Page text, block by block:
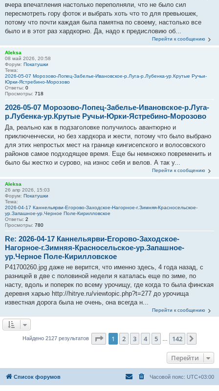
вчера впечатления настолько переполняли, что не было сил
пересмотреть гору фоток и выбрать хоть что то для превьюшек,
потому что почти каждая была памятна по своему, настолько все
было и в этот раз хардкорно. Да, надо к предисловию об...
Перейти к сообщению
Aleksa
08 май 2026, 20:58
Форум: Покатушки
Тема:
2026-05-07 Морозово-Лопец-Забелье-Ивановское-р.Луга-р.Лубенка-ур.Крутые Ручьи-
Юрки-Ястребино-Морозово
Ответы: 0
Просмотры: 718
2026-05-07 Морозово-Лопец-Забелье-Ивановское-р.Луга-
р.Лубенка-ур.Крутые Ручьи-Юрки-Ястребино-Морозово
Да, реально как в подзаголовке получилось авантюрно и
приключенчески, но без хардкора и жести, потому что было выбрано
для этих непростых мест на границе кингисепского и волосовского
районов самое подходящее время. Еще бы немножко повременить и
было бы жестко и сурово, на износ себя и велов. А так у...
Перейти к сообщению
Aleksa
26 апр 2026, 15:03
Форум: Покатушки
Тема:
2026-04-17 Каннельярви-Егорово-Заходское-Нагорное-г.Зимняя-Красносельское-
ур.Запашное-ур.Черное Поле-Кирилловское
Ответы: 2
Просмотры: 780
Re: 2026-04-17 Каннельярви-Егорово-Заходское-
Нагорное-г.Зимняя-Красносельское-ур.Запашное-
ур.Черное Поле-Кирилловское
P41700260.jpg даже не верится, что именно здесь, 4 года назад, с
разницей в две с половиной недели я каталась еще по зиме, по
насту, вдоль и поперек по всему урочищу, где когда то была финская
деревня харью http://hitrye.ru/viewtopic.php?t=277 до урочища
известная дорога была не очень, она всегда н...
Перейти к сообщению
Найдено 2127 результатов Страница из 142
1 2 3 4 5 142
Перейти
Список форумов Часовой пояс: UTC+03:00